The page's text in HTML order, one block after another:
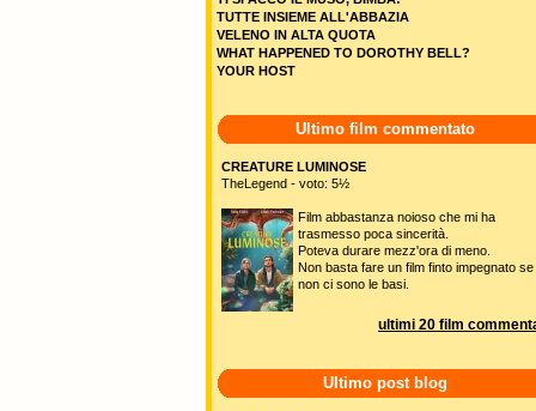
TUTTE INSIEME ALL'ABBAZIA
VELENO IN ALTA QUOTA
WHAT HAPPENED TO DOROTHY BELL?
YOUR HOST
Ultimo film commentato
CREATURE LUMINOSE
TheLegend - voto: 5½
Film abbastanza noioso che mi ha
trasmesso poca sincerità.
Poteva durare mezz'ora di meno.
Non basta fare un film finto impegnato se
non ci sono le basi.
ultimi 20 film
Ultimo post blog